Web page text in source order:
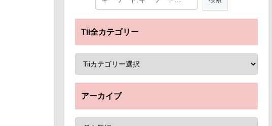
Tii全カテゴリー
アーカイブ